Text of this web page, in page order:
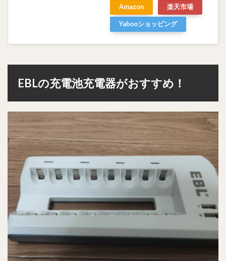
Amazon 楽天市場
Yahooショッピング
EBLの充電池充電器がおすすめ！